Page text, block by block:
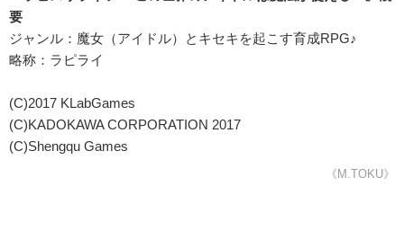
要
ジャンル：魔女（アイドル）とキセキを起こす育成RPG♪
略称：ラピライ
(C)2017 KLabGames
(C)KADOKAWA CORPORATION 2017
(C)Shengqu Games
《M.TOKU》